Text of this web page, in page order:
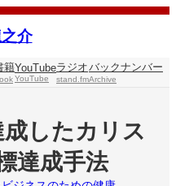
介
籍YouTube
YouTube
ラジオ
stand.fm
バックナンバー
Archive
したカリス
達成手法